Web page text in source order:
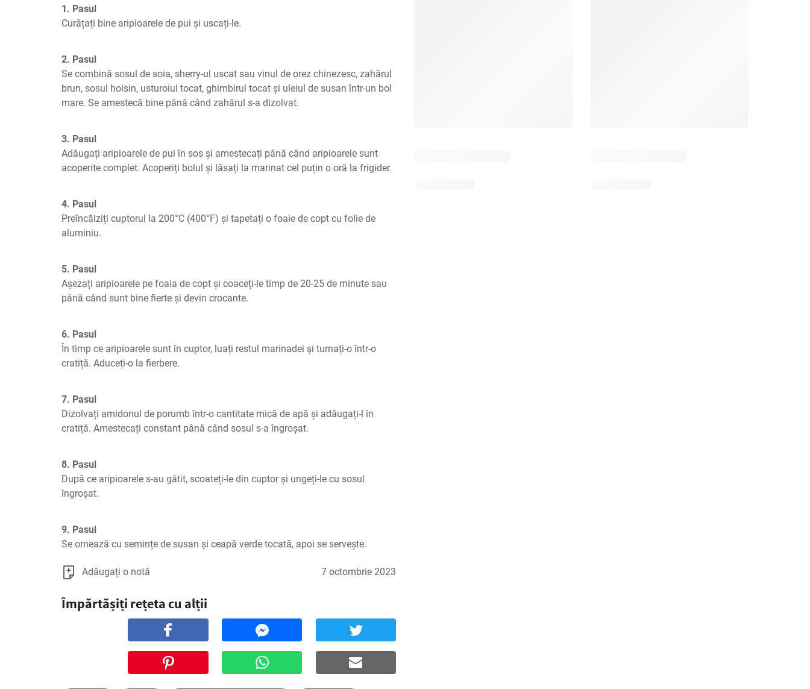
1. Pasul
Curățați bine aripioarele de pui și uscați-le.
2. Pasul
Se combină sosul de soia, sherry-ul uscat sau vinul de orez chinezesc, zahărul
brun, sosul hoisin, usturoiul tocat, ghimbirul tocat și uleiul de susan într-un bol
mare. Se amestecă bine până când zahărul s-a dizolvat.
3. Pasul
Adăugați aripioarele de pui în sos și amestecați până când aripioarele sunt
acoperite complet. Acoperiți bolul și lăsați la marinat cel puțin o oră la frigider.
4. Pasul
Preîncălziți cuptorul la 200°C (400°F) și tapetați o foaie de copt cu folie de
aluminiu.
5. Pasul
Așezați aripioarele pe foaia de copt și coaceți-le timp de 20-25 de minute sau
până când sunt bine fierte și devin crocante.
6. Pasul
În timp ce aripioarele sunt în cuptor, luați restul marinadei și turnați-o într-o
cratiță. Aduceți-o la fierbere.
7. Pasul
Dizolvați amidonul de porumb într-o cantitate mică de apă și adăugați-l în
cratiță. Amestecați constant până când sosul s-a îngroșat.
8. Pasul
După ce aripioarele s-au gătit, scoateți-le din cuptor și ungeți-le cu sosul
îngroșat.
9. Pasul
Se ornează cu semințe de susan și ceapă verde tocată, apoi se servește.
Adăugați o notă 7 octombrie 2023
Împărtășiți rețeta cu alții